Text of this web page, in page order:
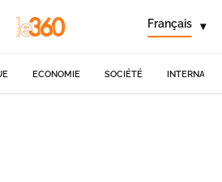
Français ▾
ECONOMIE SOCIÉTÉ